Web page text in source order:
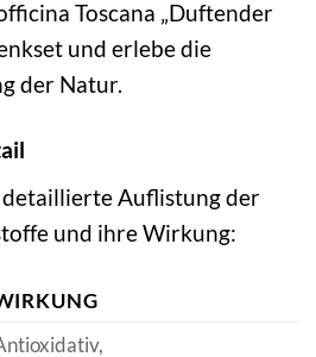
Toscana „Duftender
und erlebe die
der Natur.
Auflistung der
und ihre Wirkung: